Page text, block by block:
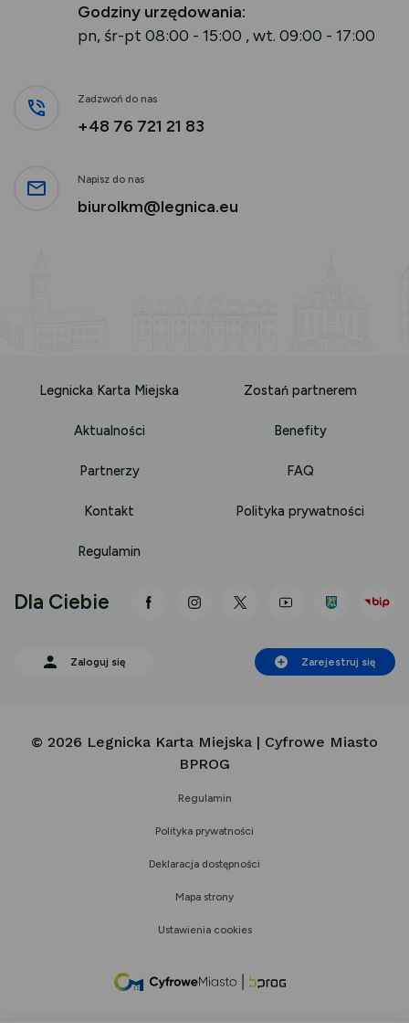
Godziny urzędowania:
pn, śr-pt 08:00 - 15:00 , wt. 09:00 - 17:00
Zadzwoń do nas
+48 76 721 21 83
Napisz do nas
biurolkm@legnica.eu
Legnicka Karta Miejska Zostań partnerem
Aktualności Benefity
Partnerzy FAQ
Kontakt Polityka prywatności
Regulamin
link otwiera się nowej karcie
link otwiera się nowej karcie
link otwiera się
link otwiera się
Dla Ciebie
Zaloguj się Zarejestruj się
© 2026 Legnicka Karta Miejska | Cyfrowe Miasto
BPROG
Regulamin
Polityka prywatności
Deklaracja dostępności
Mapa strony
Ustawienia cookies
link